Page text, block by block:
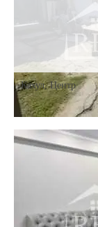
Кахул,Центр